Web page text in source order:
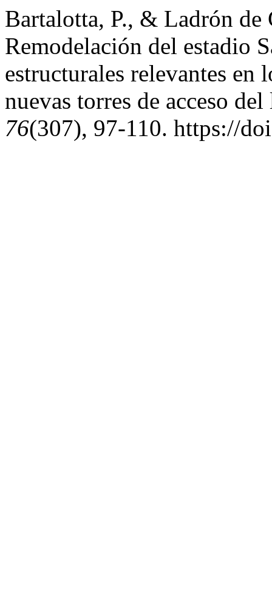
Bartalotta, P., & Ladrón de
Remodelación del estadio
estructurales relevantes en
nuevas torres de acceso
76(307), 97-110. https://